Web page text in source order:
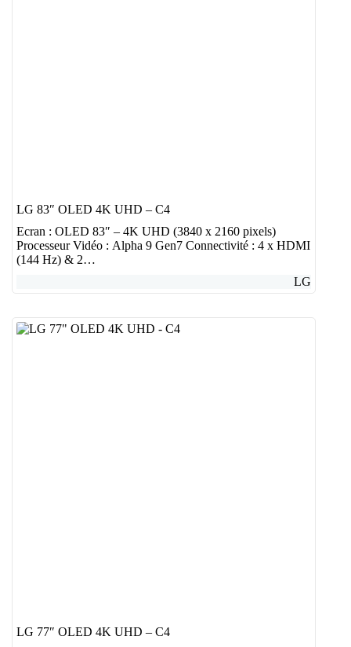
LG 83″ OLED 4K UHD – C4
Ecran : OLED 83″ – 4K UHD (3840 x 2160 pixels)
Processeur Vidéo : Alpha 9 Gen7 Connectivité : 4 x HDMI
(144 Hz) & 2…
LG
LG 77″ OLED 4K UHD – C4